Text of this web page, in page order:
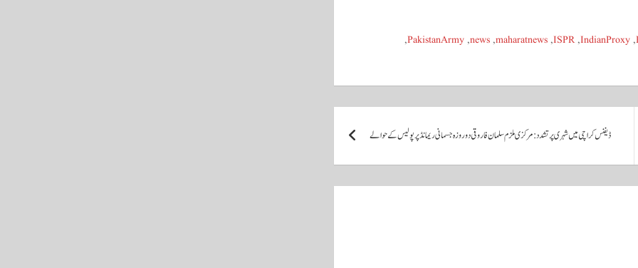
,
IndianProxy
,
ISPR
,
maharatnews
,
news
,
PakistanArmy
,
ڈیفنس کراچی میں شہری پر تشدد: مرکزی ملزم سلمان فاروقی دو روزہ جسمانی ریمانڈ پر پولیس کے حوالے